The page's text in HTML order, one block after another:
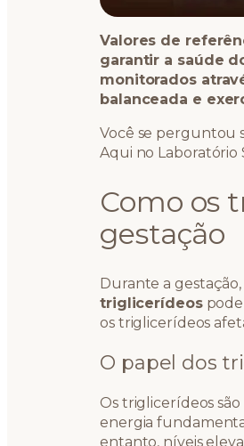
Valores de
garantir a saúde
monitorados
balanceada e
Você se perguntou
Aqui no
Como os
gestação
Durante a
triglicerídeos
os triglicerídeos
O papel dos
Os triglicerídeos
energia
entanto, níveis